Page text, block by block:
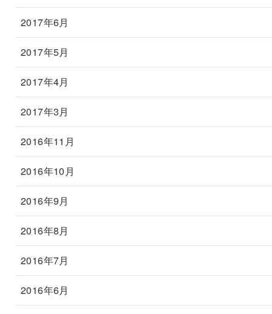
2017年6月
2017年5月
2017年4月
2017年3月
2016年11月
2016年10月
2016年9月
2016年8月
2016年7月
2016年6月